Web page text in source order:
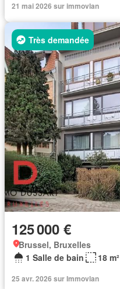
21 mai 2026 sur immovlan
Très demandée
125 000 €
Brussel, Bruxelles
1 Salle de bain
18 m²
25 avr. 2026 sur Immovlan